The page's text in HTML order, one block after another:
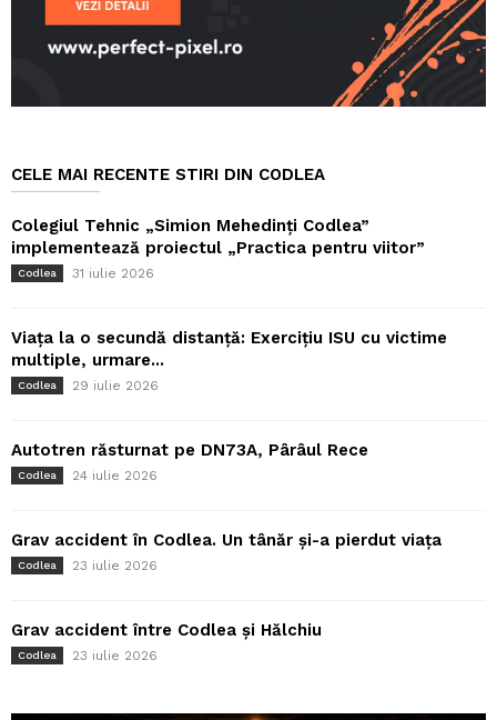
CELE MAI RECENTE STIRI DIN CODLEA
Colegiul Tehnic „Simion Mehedinți Codlea”
implementează proiectul „Practica pentru viitor”
Codlea 31 iulie 2026
Viața la o secundă distanță: Exercițiu ISU cu victime
multiple, urmare...
Codlea 29 iulie 2026
Autotren răsturnat pe DN73A, Pârâul Rece
Codlea 24 iulie 2026
Grav accident în Codlea. Un tânăr și-a pierdut viața
Codlea 23 iulie 2026
Grav accident între Codlea și Hălchiu
Codlea 23 iulie 2026